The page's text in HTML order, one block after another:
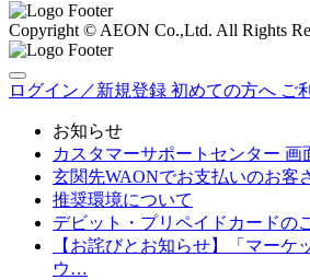
Copyright © AEON Co.,Ltd. All Rights
ログイン／新規登録 初めての方へ ご
お知らせ
カスタマーサポートセンター
玄関先WAONでお支払いのお客
推奨環境について
デビット・プリペイドカードの
【お詫びとお知らせ】「マーケ
ウ…